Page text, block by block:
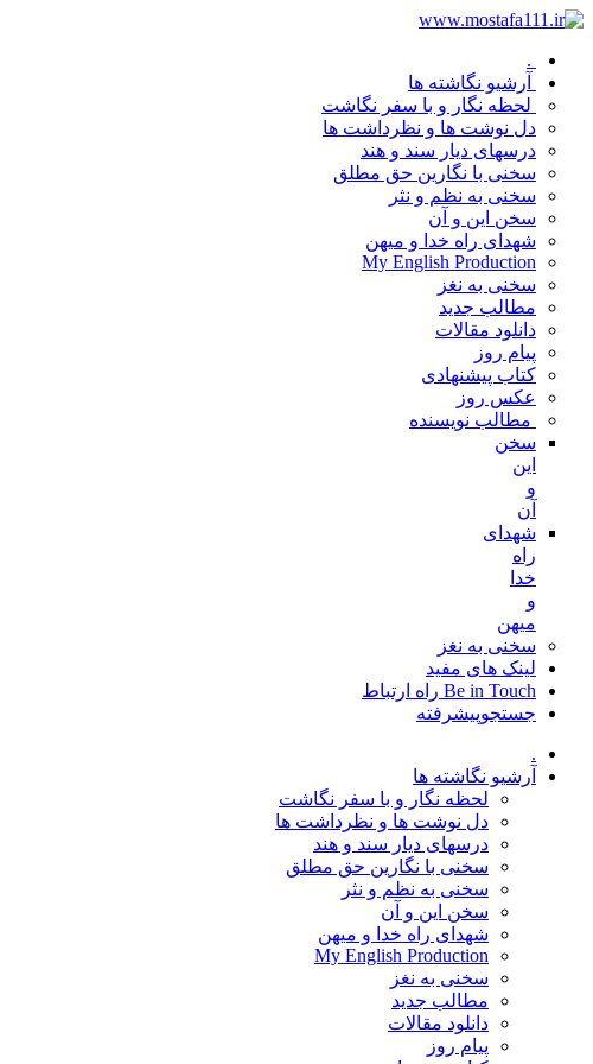
.
آرشیو نگاشته ها
لحظه نگار و با سفر نگاشت
دل نوشت ها و نظرداشت ها
درسهای دیار سند و هند
سخنی با نگارین حق مطلق
سخنی به نظم و نثر
سخن این و آن
شهدای راه خدا و میهن
My English Production
سخنی به نغز
مطالب جدید
دانلود مقالات
پیام روز
کتاب پیشنهادی
عکس روز
مطالب نویسنده
سخن
این
و
آن
شهدای
راه
خدا
و
میهن
سخنی به نغز
لینک های مفید
Be in Touch راه ارتباط
جستجوپیشرفته
.
آرشیو نگاشته ها
لحظه نگار و با سفر نگاشت
دل نوشت ها و نظرداشت ها
درسهای دیار سند و هند
سخنی با نگارین حق مطلق
سخنی به نظم و نثر
سخن این و آن
شهدای راه خدا و میهن
My English Production
سخنی به نغز
مطالب جدید
دانلود مقالات
پیام روز